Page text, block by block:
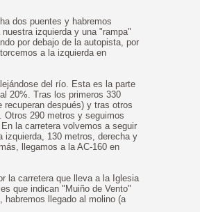
dos puentes y habremos
izquierda y una "rampa"
por debajo de la autopista, por
a la izquierda en
del río. Esta es la parte
20%. Tras los primeros 330
después) y tras otros
Otros 290 metros y seguimos
la carretera volvemos a seguir
izquierda, 130 metros, derecha y
llegamos a la AC-160 en
la carretera que lleva a la Iglesia
que indican "Muiño de Vento"
llegado al molino (a